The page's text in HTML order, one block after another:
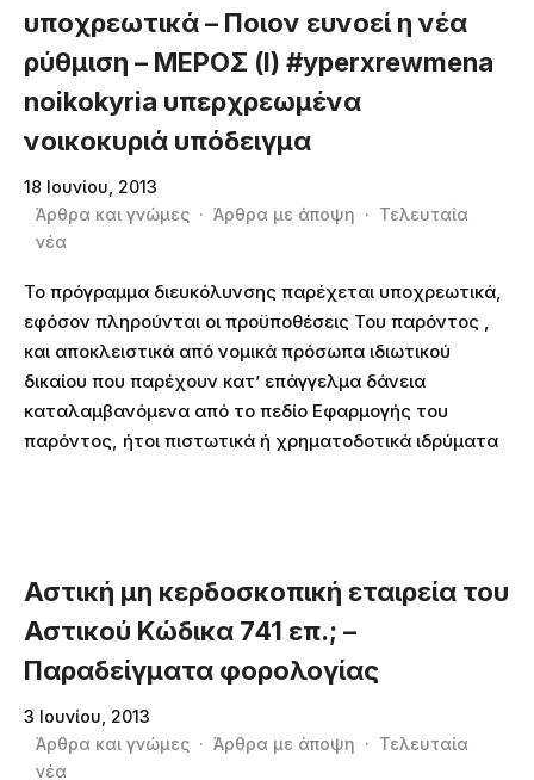
υποχρεωτικά – Ποιον ευνοεί η νέα
ρύθμιση – ΜΕΡΟΣ (Ι) #yperxrewmena
noikokyria υπερχρεωμένα
νοικοκυριά υπόδειγμα
18 Ιουνίου, 2013
Άρθρα και γνώμες · Άρθρα με άποψη · Τελευταία
νέα
Το πρόγραμμα διευκόλυνσης παρέχεται υποχρεωτικά,
εφόσον πληρούνται οι προϋποθέσεις Του παρόντος ,
και αποκλειστικά από νομικά πρόσωπα ιδιωτικού
δικαίου που παρέχουν κατ’ επάγγελμα δάνεια
καταλαμβανόμενα από το πεδίο Εφαρμογής του
παρόντος, ήτοι πιστωτικά ή χρηματοδοτικά ιδρύματα
Αστική μη κερδοσκοπική εταιρεία του
Αστικού Κώδικα 741 επ.; –
Παραδείγματα φορολογίας
3 Ιουνίου, 2013
Άρθρα και γνώμες · Άρθρα με άποψη · Τελευταία
νέα